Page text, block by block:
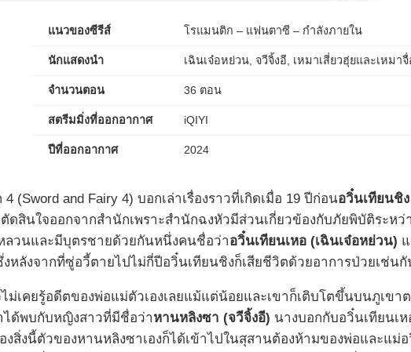
แนวของซีรีส์ โรแมนติก – แฟนตาซี – กำลังภายใน
นักแสดงนำ เฉินเจ๋อหย่วน, จวีจิ้งอี, เหมาเสี่ยวฮุ่ยและเหมา
จำนวนตอน 36 ตอน
สตรีมมิ่งที่ออกอากาศ iQIYI
ปีที่ออกอากาศ 2024
(Sword and Fairy 4) บอกเล่าเรื่องราวที่เกิดเมื่อ 19 ปีก่อนอวิ๋นเทียนชิ
ดสินใจออกจากสำนักเพราะสำนักฉงหัวมีส่วนเกี่ยวข้องกับภัยพิบัติระห
ลวนและมีบุตรชายด้วยกันหนึ่งคนชื่อว่าอวิ๋นเทียนเหอ (เฉินเจ๋อหย่วน)
หลังจากที่ซู่อวี้ตายไปไม่กี่ปีอวิ๋นเทียนชิงก็เสียชีวิตด้วยอาการป่วยเช่นกั
ไม่เคยรู้อดีตของพ่อแม่ตัวเองเลยแม้แต่น้อยและเขาก็เติบโตขึ้นบนภูเข
ได้พบกับหญิงสาวที่มีชื่อว่าหานหลิงซา (จวีจิ้งอี) นางบอกกับอวิ๋นเทียนเ
งสิ่งนี้ตัวของหานหลิงซาเองก็ได้เข้าไปในสุสานต้องห้ามของพ่อและแม่